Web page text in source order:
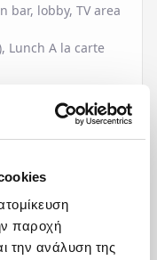
παροχή
την ανάλυση της
bar, lobby, TV area
Lunch A la carte
internet